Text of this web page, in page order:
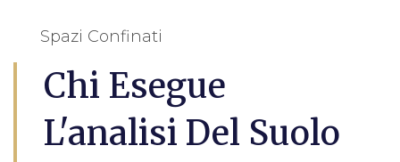
Spazi Confinati
Chi Esegue
L'analisi Del Suolo